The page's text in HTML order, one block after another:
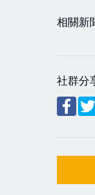
相關新
社群分